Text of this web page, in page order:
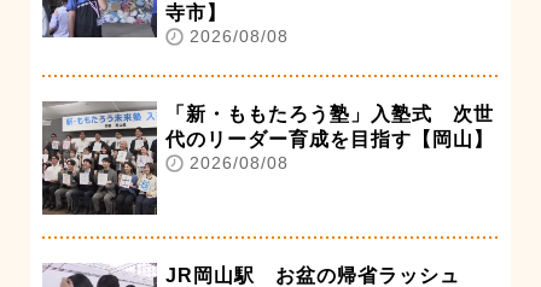
寺市】
2026/08/08
「新・ももたろう塾」入塾式 次世
代のリーダー育成を目指す【岡山】
2026/08/08
JR岡山駅 お盆の帰省ラッシュ